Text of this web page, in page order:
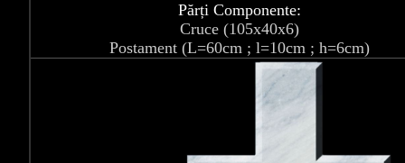
Părți Componente:
Cruce (105x40x6)
Postament (L=60cm ; l=10cm ; h=6cm)